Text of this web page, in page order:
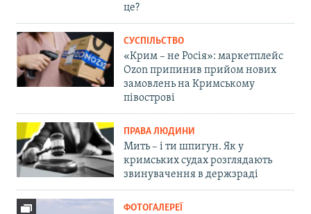
це?
СУСПІЛЬСТВО
«Крим – не Росія»: маркетплейс
Ozon припинив прийом нових
замовлень на Кримському
півострові
ПРАВА ЛЮДИНИ
Мить – і ти шпигун. Як у
кримських судах розглядають
звинувачення в держзраді
ФОТОГАЛЕРЕЇ